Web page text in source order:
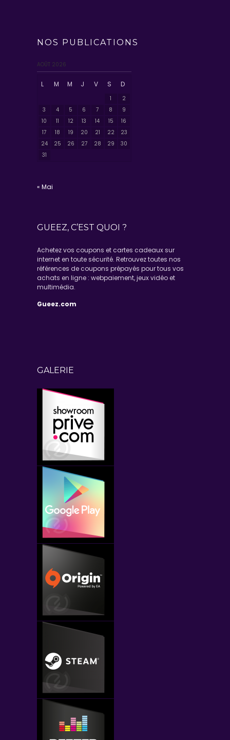
NOS PUBLICATIONS
AOÛT 2026
L M M J V S D
1
2
3
4 5 6 7 8
9
10
11 12 13 14 15
16
17
18 19 20 21 22
23
24
25 26 27 28 29
30
31
« Mai
GUEEZ, C’EST QUOI ?
Achetez vos coupons et cartes cadeaux sur
internet en toute sécurité. Retrouvez toutes nos
références de coupons prépayés pour tous vos
achats en ligne : webpaiement, jeux vidéo et
multimédia.
Gueez.com
GALERIE